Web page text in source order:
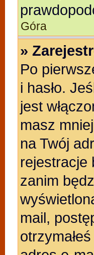
Góra
»
Po
i hasło.
jest
masz
na Twój
rejestracje
zanim
mail,